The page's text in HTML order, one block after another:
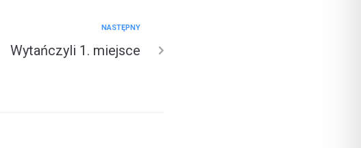
NASTĘPNY
Wytańczyli 1. miejsce